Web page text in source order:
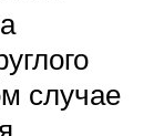
случае